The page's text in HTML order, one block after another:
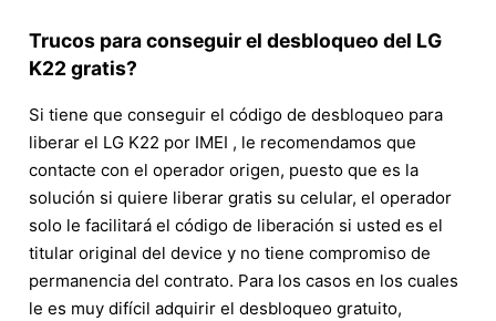
Trucos para conseguir el desbloqueo del LG
K22 gratis?
Si tiene que conseguir el código de desbloqueo para
liberar el LG K22 por IMEI , le recomendamos que
contacte con el operador origen, puesto que es la
solución si quiere liberar gratis su celular, el operador
solo le facilitará el código de liberación si usted es el
titular original del device y no tiene compromiso de
permanencia del contrato. Para los casos en los cuales
le es muy difícil adquirir el desbloqueo gratuito,